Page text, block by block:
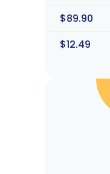
$89.90
$12.49